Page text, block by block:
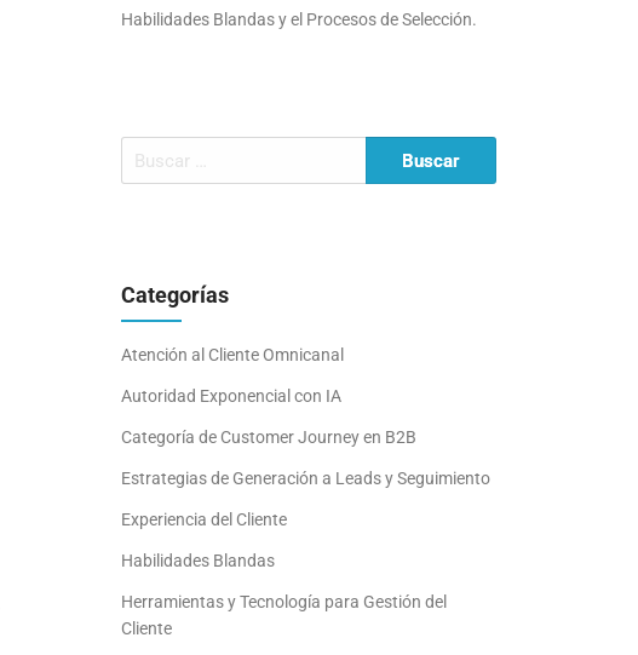
Habilidades Blandas y el Procesos de Selección.
Categorías
Atención al Cliente Omnicanal
Autoridad Exponencial con IA
Categoría de Customer Journey en B2B
Estrategias de Generación a Leads y Seguimiento
Experiencia del Cliente
Habilidades Blandas
Herramientas y Tecnología para Gestión del
Cliente